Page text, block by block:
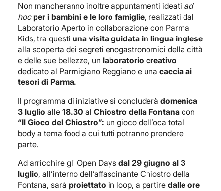
Non mancheranno inoltre appuntamenti ideati ad
hoc per i bambini e le loro famiglie, realizzati dal
Laboratorio Aperto in collaborazione con Parma
Kids, tra questi una visita guidata in lingua inglese
alla scoperta dei segreti enogastronomici della città
e delle sue bellezze, un laboratorio creativo
dedicato al Parmigiano Reggiano e una caccia ai
tesori di Parma.
Il programma di iniziative si concluderà domenica
3 luglio alle18.30 al Chiostro della Fontana con
“Il Gioco del Chiostro”: un gioco dell’oca total
body a tema food a cui tutti potranno prendere
parte.
Ad arricchire gli Open Days dal 29 giugno al 3
luglio, all’interno dell’affascinante Chiostro della
Fontana, sarà proiettato in loop, a partiredalle ore